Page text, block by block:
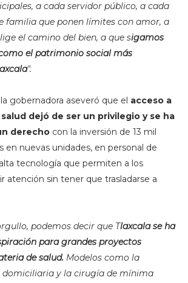
a cada servidor público, a cada
familia que ponen límites con amor, a
el camino del bien, a que sigamos
el patrimonio social más
".
gobernadora aseveró que el acceso a
salud dejó de ser un privilegio y se ha
derechocon la inversión de 13 mil
en nuevas unidades, en personal de
tecnología que permiten a los
atención sin tener que trasladarse a
podemos decir que Tlaxcala se ha
para grandes proyectos
de salud.Modelos como la
domiciliaria y la cirugía de mínima